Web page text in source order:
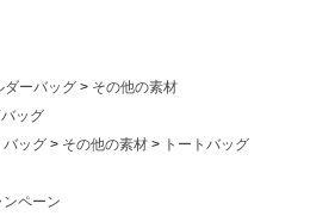
ダーバッグ
その他の素材
ッグ
バッグ その他の素材
トートバッグ
ペーン